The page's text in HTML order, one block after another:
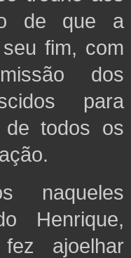
de que a
fim, com
dos
para
de todos os
naqueles
Henrique,
ajoelhar